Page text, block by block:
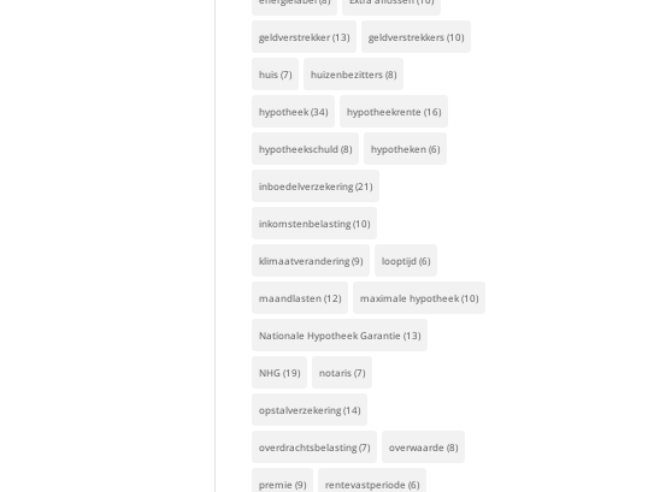
geldverstrekker(13) geldverstrekkers(10)
huis(7) huizenbezitters(8)
hypotheek(34) hypotheekrente (16)
hypotheekschuld(8) hypotheken(6)
inboedelverzekering(21)
inkomstenbelasting(10)
klimaatverandering(9) looptijd(6)
maandlasten(12) maximale hypotheek(10)
Nationale Hypotheek Garantie (13)
NHG(19) notaris(7)
opstalverzekering(14)
overdrachtsbelasting(7) overwaarde (8)
premie (9) rentevastperiode (6)